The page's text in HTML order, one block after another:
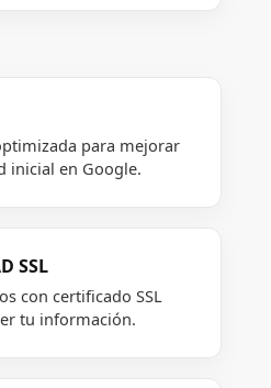
para mejorar
inicial en Google.
SSL
con certificado SSL
tu información.